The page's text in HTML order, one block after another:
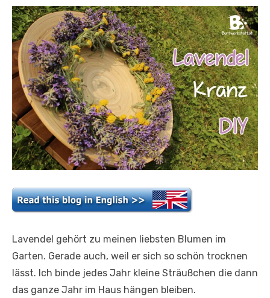
Lavendel gehört zu meinen liebsten Blumen im
Garten. Gerade auch, weil er sich so schön trocknen
lässt. Ich binde jedes Jahr kleine Sträußchen die dann
das ganze Jahr im Haus hängen bleiben.